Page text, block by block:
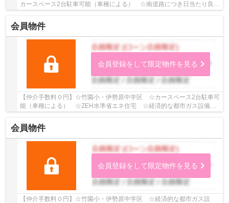
カースペース2台駐車可能（車種による） ☆南道路につき日当たり良
会員物件
会員登録をして限定物件を見る
【仲介手数料０円】☆竹園小・伊勢原中学区 ☆カースペース2台駐車可
能（車種による） ☆ZEH水準省エネ住宅 ☆経済的な都市ガス設備
☆WICなど収納スペース豊富 ☆コンビニ徒歩圏内にあ...
会員物件
会員登録をして限定物件を見る
【仲介手数料０円】☆竹園小・伊勢原中学区 ☆経済的な都市ガス設